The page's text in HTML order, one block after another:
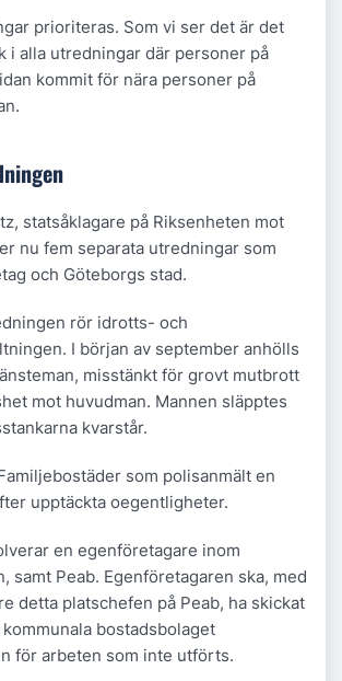
prioriteras. Som vi ser det är det
i alla utredningar där personer på
kommit för nära personer på
statsåklagare på Riksenheten mot
nu fem separata utredningar som
och Göteborgs stad.
rör idrotts- och
I början av september anhölls
misstänkt för grovt mutbrott
mot huvudman. Mannen släpptes
kvarstår.
som polisanmält en
upptäckta oegentligheter.
en egenföretagare inom
samt Peab. Egenföretagaren ska, med
detta platschefen på Peab, ha skickat
bostadsbolaget
för arbeten som inte utförts.